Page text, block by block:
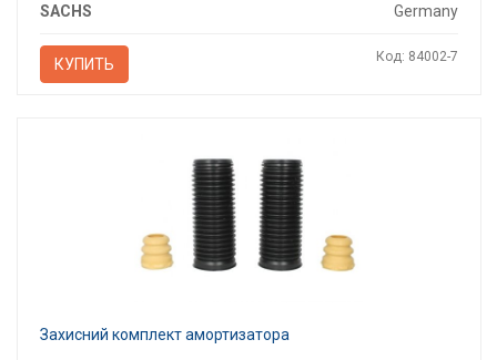
SACHS
Germany
КУПИТЬ Код: 84002-7
Захисний комплект амортизатора